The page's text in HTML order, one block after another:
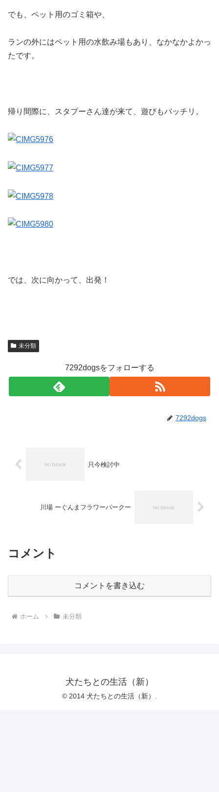
でも、ペット用のゴミ箱や、
ランの外にはペット用の水飲み場もあり、なかなかよかっ
たです。
帰り間際に、スタプーさん達が来て、遊びもバッチリ。
では、次に向かって、出発！
未分類
7292dogsをフォローする
7292dogs
只今検討中
川場 ーぐんまフラワーパークー
コメント
コメントを書き込む
ホーム 未分類
犬たちとの生活（新）
© 2014 犬たちとの生活（新）.